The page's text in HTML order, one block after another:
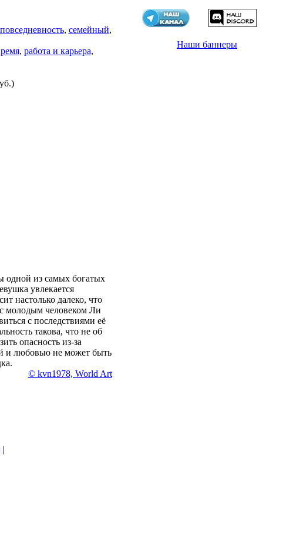
повседневность, семейный,
, работа и карьера,
одной из самых богатых
увлекается
настолько далеко, что
молодым человеком Ли
с последствиями её
такова, что не об
опасность из-за
и любовью не может быть
© kvn1978, World Art
|
Наши баннеры